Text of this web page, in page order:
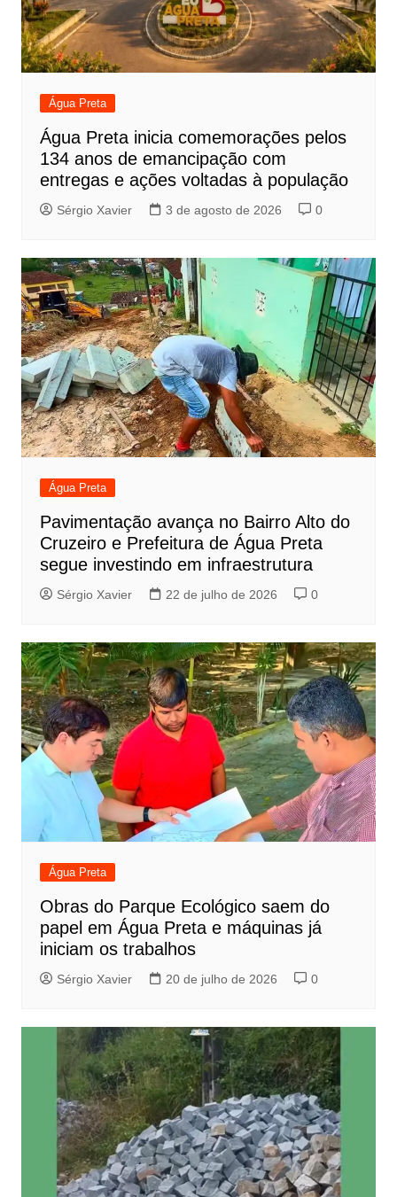
Água Preta
Água Preta inicia comemorações pelos
134 anos de emancipação com
entregas e ações voltadas à população
Sérgio Xavier 3 de agosto de 2026 0
Água Preta
Pavimentação avança no Bairro Alto do
Cruzeiro e Prefeitura de Água Preta
segue investindo em infraestrutura
Sérgio Xavier 22 de julho de 2026 0
Água Preta
Obras do Parque Ecológico saem do
papel em Água Preta e máquinas já
iniciam os trabalhos
Sérgio Xavier 20 de julho de 2026 0